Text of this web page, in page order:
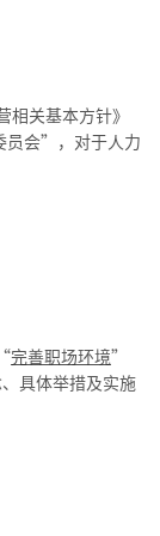
关基本方针》
员会”，对于人力
完善职场环境”
具体举措及实施